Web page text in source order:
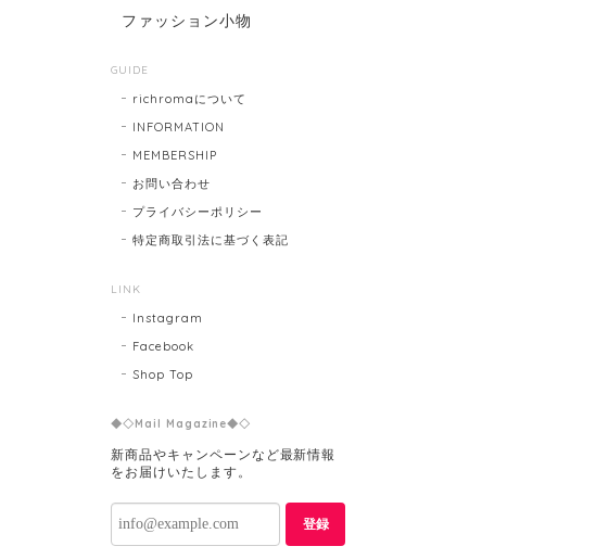
ファッション小物
GUIDE
richromaについて
INFORMATION
MEMBERSHIP
お問い合わせ
プライバシーポリシー
特定商取引法に基づく表記
LINK
Instagram
Facebook
Shop Top
◆◇Mail Magazine◆◇
新商品やキャンペーンなど最新情報
をお届けいたします。
登録